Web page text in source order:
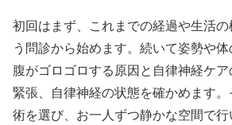
初回はまず、これまでの経過や生活
う問診から始めます。続いて姿勢や
腹がゴロゴロする原因と自律神経ケ
緊張、自律神経の状態を確かめます
術を選び、お一人ずつ静かな空間で